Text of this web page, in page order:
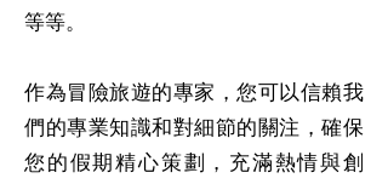
等等。
作為冒險旅遊的專家，您可以信賴我
們的專業知識和對細節的關注，確保
您的假期精心策劃，充滿熱情與創